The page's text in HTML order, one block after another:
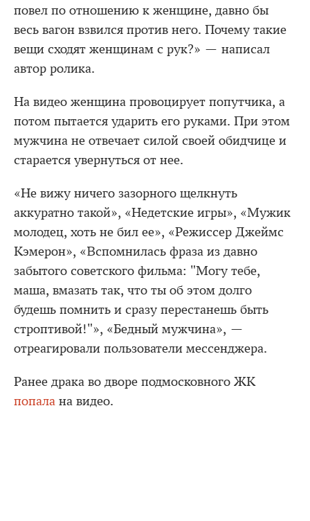
повел по отношению к женщине, давно бы
весь вагон взвился против него. Почему такие
вещи сходят женщинам с рук?» — написал
автор ролика.
На видео женщина провоцирует попутчика, а
потом пытается ударить его руками. При этом
мужчина не отвечает силой своей обидчице и
старается увернуться от нее.
«Не вижу ничего зазорного щелкнуть
аккуратно такой», «Недетские игры», «Мужик
молодец, хоть не бил ее», «Режиссер Джеймс
Кэмерон», «Вспомнилась фраза из давно
забытого советского фильма: "Могу тебе,
маша, вмазать так, что ты об этом долго
будешь помнить и сразу перестанешь быть
строптивой!"», «Бедный мужчина», —
отреагировали пользователи мессенджера.
Ранее драка во дворе подмосковного ЖК
попала на видео.